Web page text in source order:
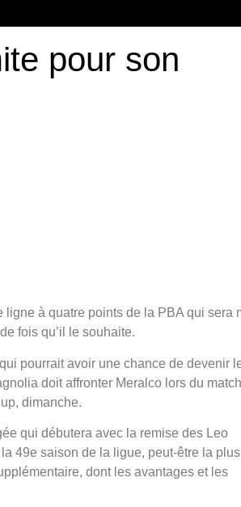
pour son
à quatre points de la PBA qui sera
fois qu’il le souhaite.
pourrait avoir une chance de devenir
doit affronter Meralco lors du match
dimanche.
qui débutera avec la remise des Leo
49e saison de la ligue, peut-être la plus
dont les avantages et les